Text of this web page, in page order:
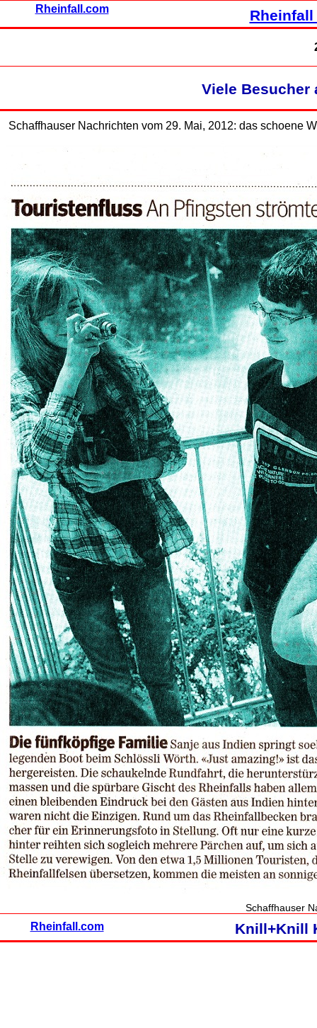
Rheinfall.com
Viele Besucher
Schaffhauser Nachrichten vom 29. Mai, 2012: das schoene
Schaffhauser
Rheinfall.com Knill+Knill